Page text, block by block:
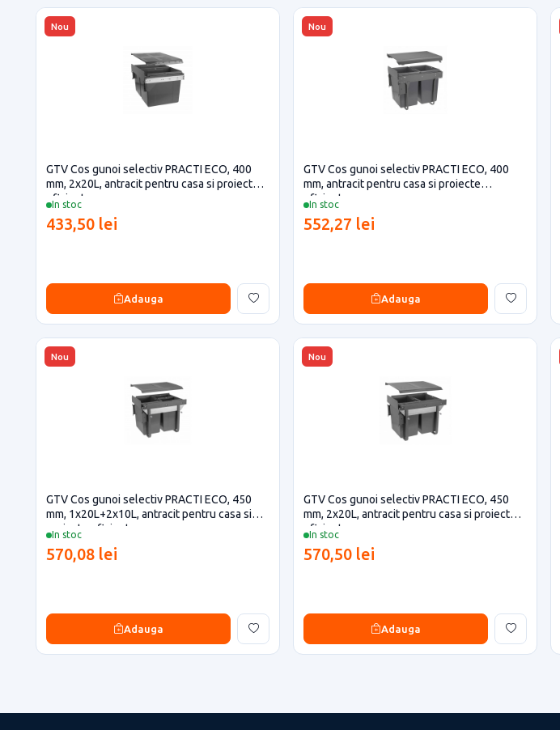
Nou
In stoc
GTV Cos gunoi selectiv PRACTI ECO, 400
mm, 2x20L, antracit pentru casa si proiecte
eficiente
433,50 lei
Adauga
Nou
In stoc
GTV Cos gunoi selectiv PRACTI ECO, 400
mm, antracit pentru casa si proiecte
eficiente
552,27 lei
Adauga
Nou
In stoc
GTV Cos gunoi selectiv PRACTI ECO, 450
mm, 1x20L+2x10L, antracit pentru casa si
proiecte eficiente
570,08 lei
Adauga
Nou
In stoc
GTV Cos gunoi selectiv PRACTI ECO, 450
mm, 2x20L, antracit pentru casa si proiecte
eficiente
570,50 lei
Adauga